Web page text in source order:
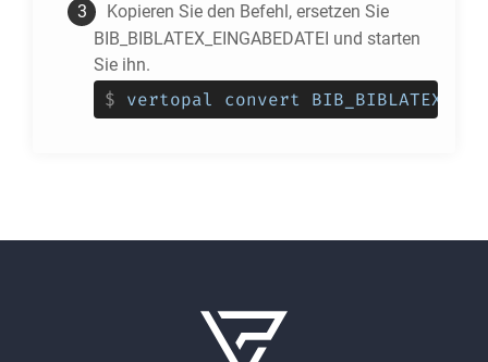
Kopieren Sie den Befehl, ersetzen Sie
BIB_BIBLATEX_EINGABEDATEI und starten
Sie ihn.
$ vertopal convert